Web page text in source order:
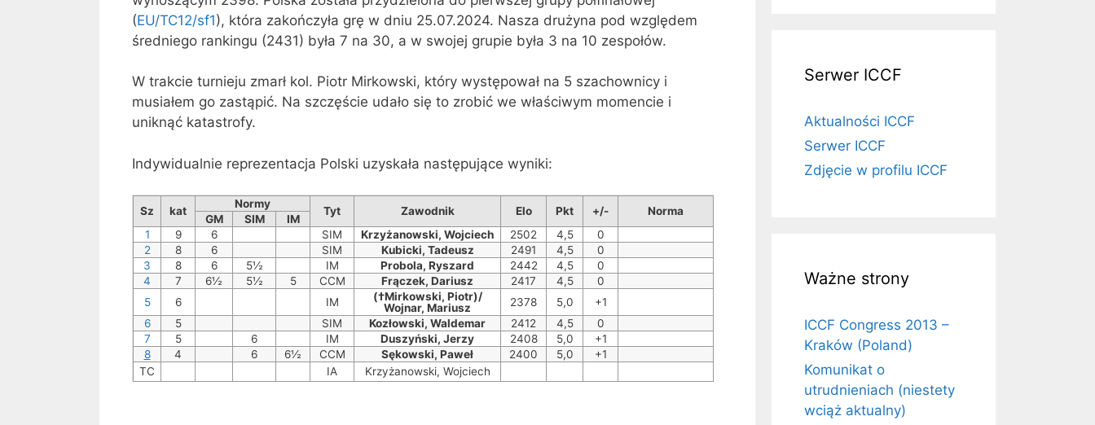
(EU/TC12/sf1), która zakończyła grę w dniu 25.07.2024. Nasza drużyna pod względem
średniego rankingu (2431) była 7 na 30, a w swojej grupie była 3 na 10 zespołów.
W trakcie turnieju zmarł kol. Piotr Mirkowski, który występował na 5 szachownicy i
musiałem go zastąpić. Na szczęście udało się to zrobić we właściwym momencie i
uniknąć katastrofy.
Indywidualnie reprezentacja Polski uzyskała następujące wyniki:
Sz kat
Normy
Tyt Zawodnik Elo Pkt +/- Norma
GM SIM
IM
1
9 6 SIM Krzyżanowski, Wojciech 2502 4,5
0
2
8 6 SIM Kubicki, Tadeusz 2491 4,5
0
3
8 6 5½ IM Probola, Ryszard 2442 4,5
0
4
7 6½ 5½ 5 CCM Frączek, Dariusz 2417 4,5
0
5
6 IM
(†Mirkowski, Piotr)/
Wojnar, Mariusz
2378 5,0
+1
6
5 SIM Kozłowski, Waldemar 2412 4,5
0
7
5 6 IM Duszyński, Jerzy 2408 5,0
+1
8
4 6 6½ CCM Sękowski, Paweł 2400 5,0
+1
TC
IA Krzyżanowski, Wojciech
Serwer ICCF
Aktualności ICCF
Serwer ICCF
Zdjęcie w profilu ICCF
Ważne strony
ICCF Congress 2013 –
Kraków (Poland)
Komunikat o
utrudnieniach (niestety
wciąż aktualny)